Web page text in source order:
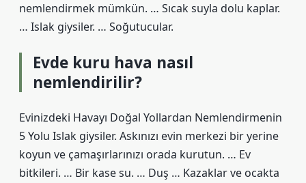
nemlendirmek mümkün. … Sıcak suyla dolu kaplar.
… Islak giysiler. … Soğutucular.
Evde kuru hava nasıl
nemlendirilir?
Evinizdeki Havayı Doğal Yollardan Nemlendirmenin
5 Yolu Islak giysiler. Askınızı evin merkezi bir yerine
koyun ve çamaşırlarınızı orada kurutun. … Ev
bitkileri. … Bir kase su. … Duş … Kazaklar ve ocakta